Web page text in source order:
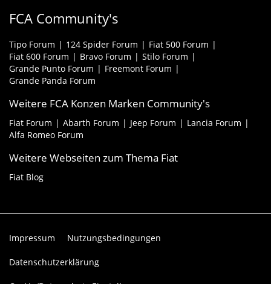
FCA Community's
Tipo Forum 124 Spider Forum
Fiat 500 Forum
Fiat 600 Forum
Bravo Forum
Stilo Forum
Grande Punto Forum
Freemont Forum
Grande Panda Forum
Weitere FCA Konzen Marken Community's
Fiat Forum Abarth Forum Jeep Forum
Lancia Forum
Alfa Romeo Forum
Weitere Webseiten zum Thema Fiat
Fiat Blog
Impressum Nutzungsbedingungen
Datenschutzerklärung